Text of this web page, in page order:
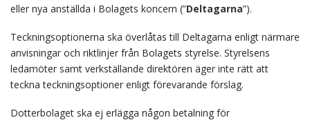
eller nya anställda i Bolagets koncern (”Deltagarna”).
Teckningsoptionerna ska överlåtas till Deltagarna enligt närmare
anvisningar och riktlinjer från Bolagets styrelse. Styrelsens
ledamöter samt verkställande direktören äger inte rätt att
teckna teckningsoptioner enligt förevarande förslag.
Dotterbolaget ska ej erlägga någon betalning för